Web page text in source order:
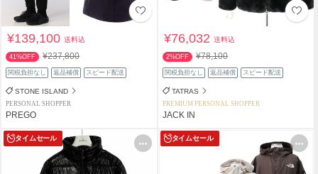
¥139,100送料込
41%OFF ¥237,800
関税負担なし 返品補償 スピード配送
STONE ISLAND
PERSONAL SHOPPER
PREGO
¥76,032送料込
2%OFF ¥78,100
関税負担なし 返品補償 スピード配送
TATRAS
PREMIUM PERSONAL SHOPPER
JACK IN
タイムセール タイムセール